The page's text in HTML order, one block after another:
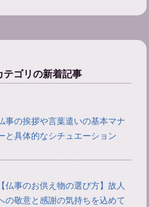
テゴリの新着記事
事の挨拶や言葉遣いの基本マナ
と具体的なシチュエーション
【仏事のお供え物の選び方】故人
の敬意と感謝の気持ちを込めて